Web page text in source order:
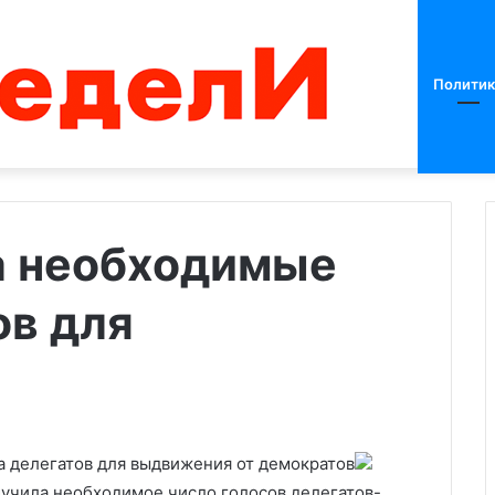
необходимые
для
для выдвижения от демократов
«неживой